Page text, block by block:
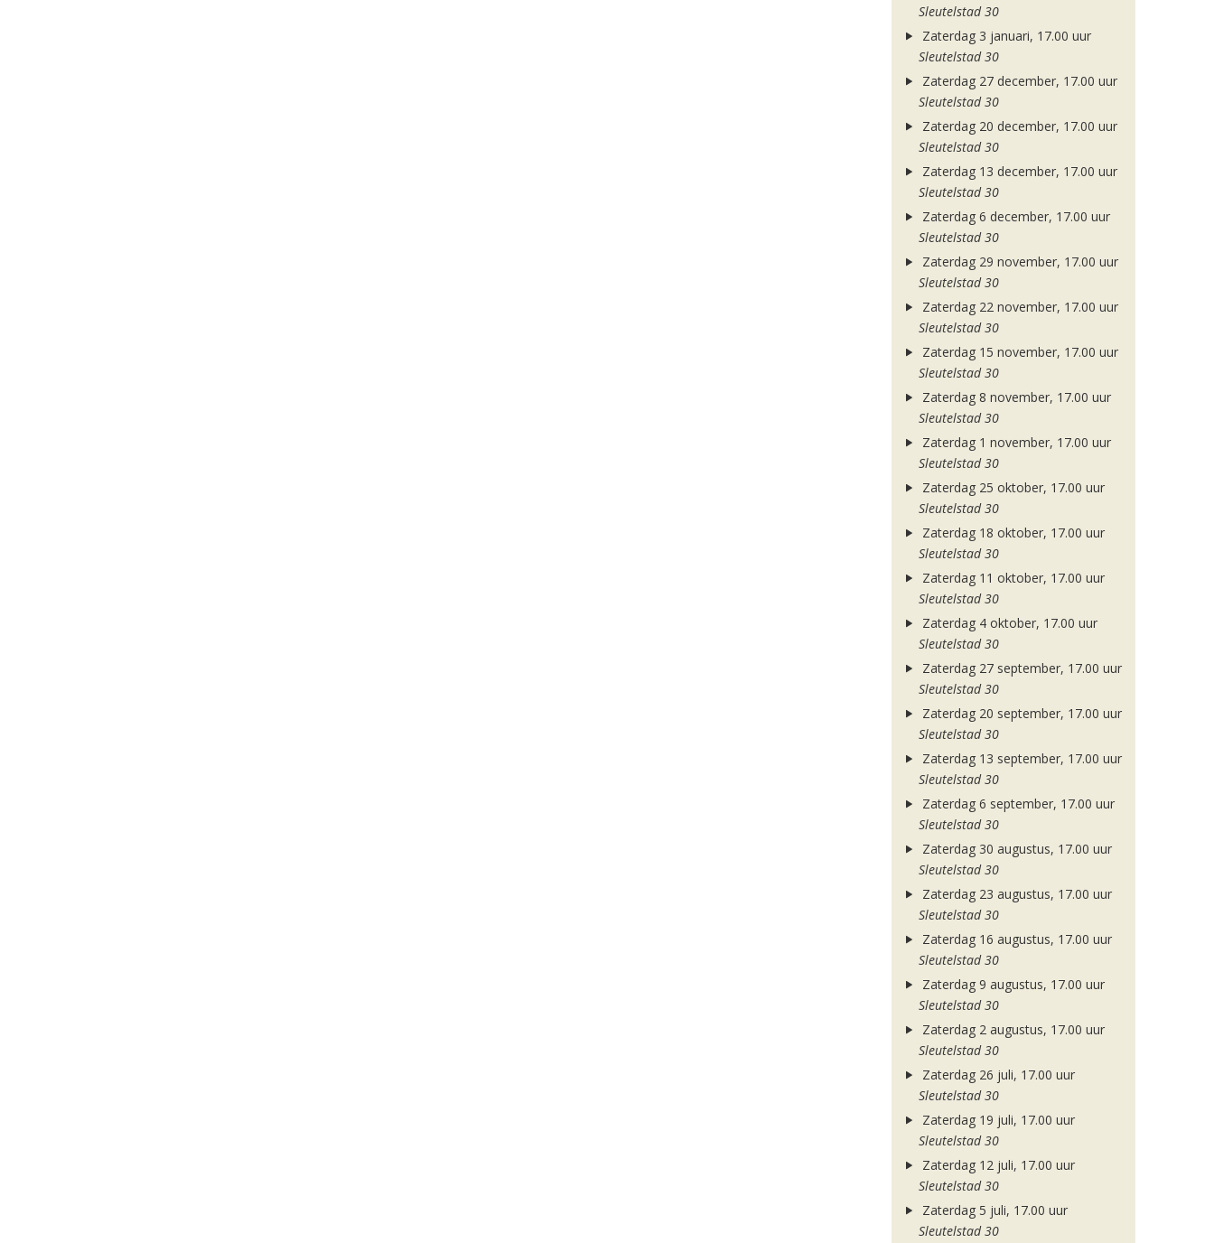
Sleutelstad 30
Zaterdag 3 januari, 17.00 uur
Sleutelstad 30
Zaterdag 27 december, 17.00 uur
Sleutelstad 30
Zaterdag 20 december, 17.00 uur
Sleutelstad 30
Zaterdag 13 december, 17.00 uur
Sleutelstad 30
Zaterdag 6 december, 17.00 uur
Sleutelstad 30
Zaterdag 29 november, 17.00 uur
Sleutelstad 30
Zaterdag 22 november, 17.00 uur
Sleutelstad 30
Zaterdag 15 november, 17.00 uur
Sleutelstad 30
Zaterdag 8 november, 17.00 uur
Sleutelstad 30
Zaterdag 1 november, 17.00 uur
Sleutelstad 30
Zaterdag 25 oktober, 17.00 uur
Sleutelstad 30
Zaterdag 18 oktober, 17.00 uur
Sleutelstad 30
Zaterdag 11 oktober, 17.00 uur
Sleutelstad 30
Zaterdag 4 oktober, 17.00 uur
Sleutelstad 30
Zaterdag 27 september, 17.00 uur
Sleutelstad 30
Zaterdag 20 september, 17.00 uur
Sleutelstad 30
Zaterdag 13 september, 17.00 uur
Sleutelstad 30
Zaterdag 6 september, 17.00 uur
Sleutelstad 30
Zaterdag 30 augustus, 17.00 uur
Sleutelstad 30
Zaterdag 23 augustus, 17.00 uur
Sleutelstad 30
Zaterdag 16 augustus, 17.00 uur
Sleutelstad 30
Zaterdag 9 augustus, 17.00 uur
Sleutelstad 30
Zaterdag 2 augustus, 17.00 uur
Sleutelstad 30
Zaterdag 26 juli, 17.00 uur
Sleutelstad 30
Zaterdag 19 juli, 17.00 uur
Sleutelstad 30
Zaterdag 12 juli, 17.00 uur
Sleutelstad 30
Zaterdag 5 juli, 17.00 uur
Sleutelstad 30